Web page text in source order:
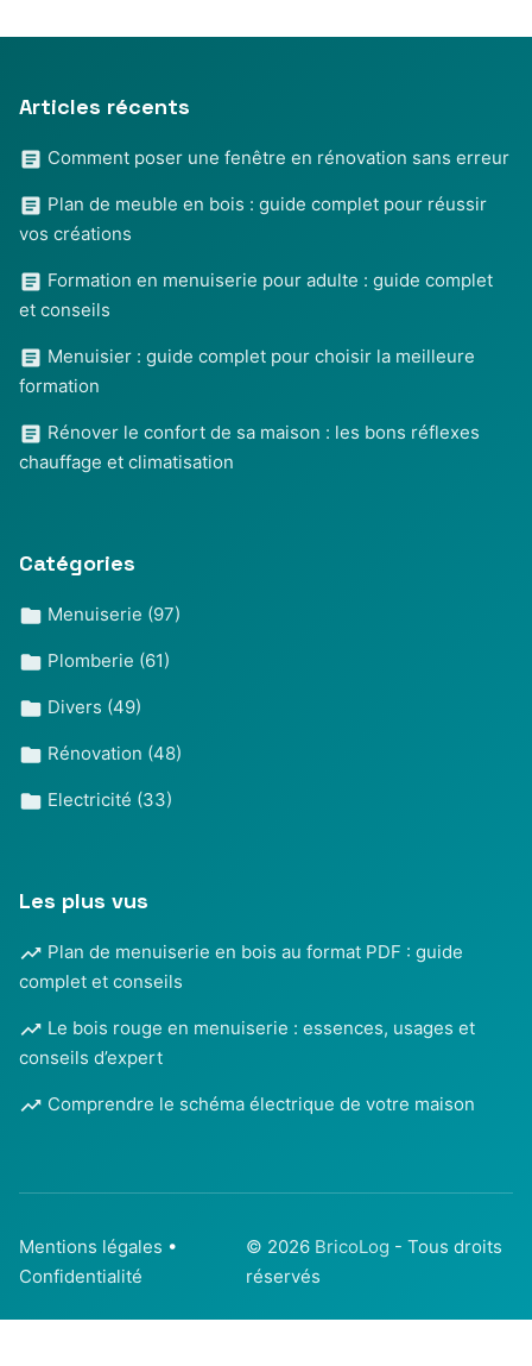
Articles récents
Comment poser une fenêtre en rénovation sans erreur
Plan de meuble en bois : guide complet pour réussir
vos créations
Formation en menuiserie pour adulte : guide complet
et conseils
Menuisier : guide complet pour choisir la meilleure
formation
Rénover le confort de sa maison : les bons réflexes
chauffage et climatisation
Catégories
Menuiserie (97)
Plomberie (61)
Divers (49)
Rénovation (48)
Electricité (33)
Les plus vus
Plan de menuiserie en bois au format PDF : guide
complet et conseils
Le bois rouge en menuiserie : essences, usages et
conseils d’expert
Comprendre le schéma électrique de votre maison
Mentions légales •
Confidentialité
© 2026 BricoLog - Tous droits
réservés